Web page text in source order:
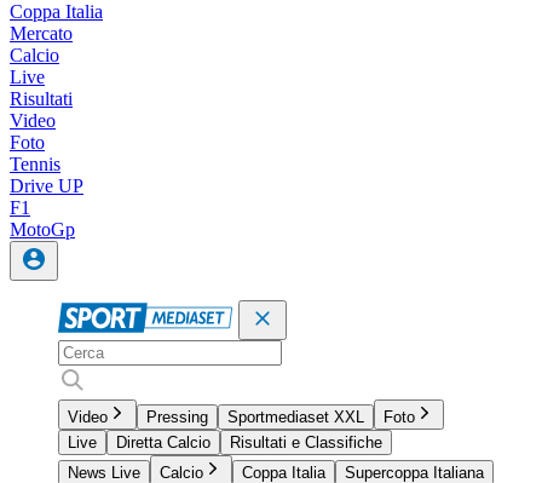
Coppa Italia
Mercato
Calcio
Live
Risultati
Video
Foto
Tennis
Drive UP
F1
MotoGp
Video Pressing Sportmediaset XXL
Foto
Live
Diretta Calcio
Risultati e Classifiche
News Live
Calcio Coppa Italia
Supercoppa Italiana